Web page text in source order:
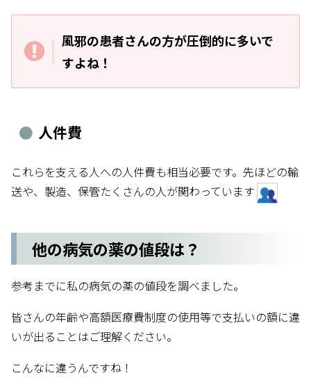
風邪の患者さんの方が圧倒的に多いで
すよね！
人件費
これらを支える人への人件費も相当必要です。先ほどの輸
送や、製造、保管たくさんの人が関わっています
他の病気の薬の値段は？
参考までに私の病気の薬の値段を調べました。
皆さんの年齢や高額医療費制度の使用等で支払いの額に違
いが出ることはご理解ください。
こんなに違うんですね！